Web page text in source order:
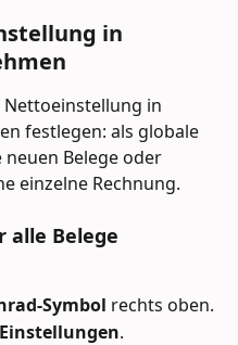
in
in
festlegen: als globale
Belege oder
einzelne Rechnung.
alle Belege
Symbol rechts oben.
.